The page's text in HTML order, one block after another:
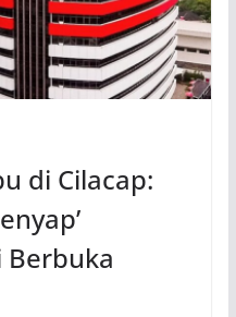
di Cilacap: